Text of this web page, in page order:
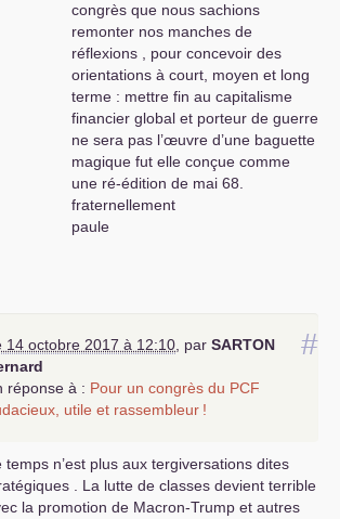
congrès que nous sachions
remonter nos manches de
réflexions , pour concevoir des
orientations à court, moyen et long
terme : mettre fin au capitalisme
financier global et porteur de guerre
ne sera pas l’œuvre d’une baguette
magique fut elle conçue comme
une ré-édition de mai 68.
fraternellement
paule
#
14 octobre 2017 à 12:10 par SARTON
réponse à : Pour un congrès du PCF
utile et rassembleur !
temps n’est plus aux tergiversations dites
. La lutte de classes devient terrible
la promotion de Macron-Trump et autres